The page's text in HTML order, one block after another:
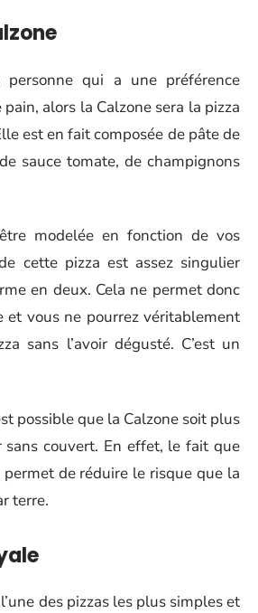
qui a une préférence
alors la Calzone sera la pizza
est en fait composée de pâte de
sauce tomate, de champignons
modelée en fonction de vos
cette pizza est assez singulier
en deux. Cela ne permet donc
et vous ne pourrez véritablement
sans l’avoir dégusté. C’est un
possible que la Calzone soit plus
sans couvert. En effet, le fait que
de réduire le risque que la
terre.
des pizzas les plus simples et